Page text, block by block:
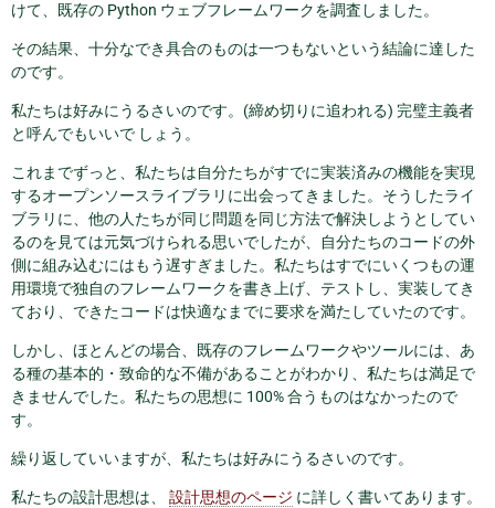
けて、既存の Python ウェブフレームワークを調査しました。
その結果、十分なでき具合のものは一つもないという結論に達した
のです。
私たちは好みにうるさいのです。(締め切りに追われる) 完璧主義者
と呼んでもいいで しょう。
これまでずっと、私たちは自分たちがすでに実装済みの機能を実現
するオープンソースライブラリに出会ってきました。そうしたライ
ブラリに、他の人たちが同じ問題を同じ方法で解決しようとしてい
るのを見ては元気づけられる思いでしたが、自分たちのコードの外
側に組み込むにはもう遅すぎました。私たちはすでにいくつもの運
用環境で独自のフレームワークを書き上げ、テストし、実装してき
ており、できたコードは快適なまでに要求を満たしていたのです。
しかし、ほとんどの場合、既存のフレームワークやツールには、あ
る種の基本的・致命的な不備があることがわかり、私たちは満足で
きませんでした。私たちの思想に 100% 合うものはなかったので
す。
繰り返していいますが、私たちは好みにうるさいのです。
私たちの設計思想は、 設計思想のページ に詳しく書いてあります。